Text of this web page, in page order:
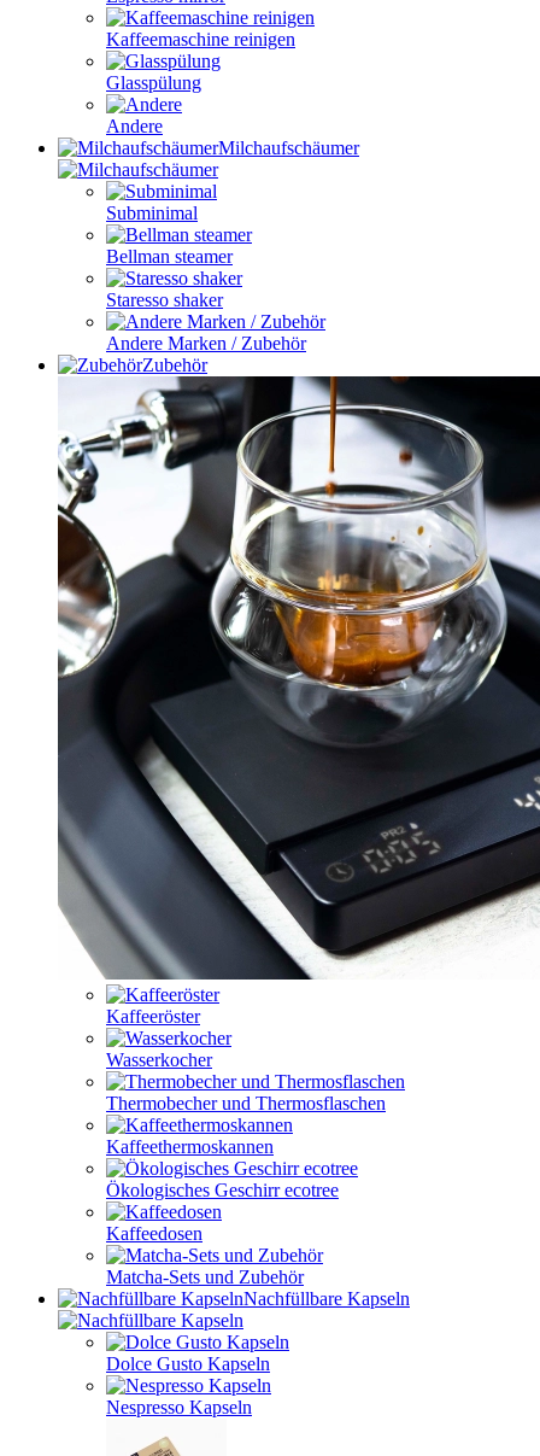
Kaffeemaschine reinigen
Glasspülung
Andere
Milchaufschäumer
Subminimal
Bellman steamer
Staresso shaker
Andere Marken / Zubehör
Zubehör
Kaffeeröster
Wasserkocher
Thermobecher und Thermosflaschen
Kaffeethermoskannen
Ökologisches Geschirr ecotree
Kaffeedosen
Matcha-Sets und Zubehör
Nachfüllbare Kapseln
Dolce Gusto Kapseln
Nespresso Kapseln